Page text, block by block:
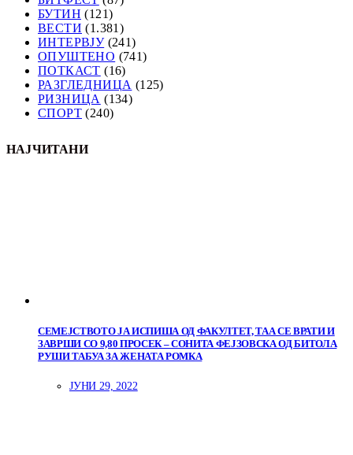
БУТИН (121)
ВЕСТИ (1.381)
ИНТЕРВЈУ(241)
ОПУШТЕНО (741)
ПОТКАСТ (16)
РАЗГЛЕДНИЦА (125)
РИЗНИЦА (134)
СПОРТ (240)
НАЈЧИТАНИ
СЕМЕЈСТВОТО ЈА ИСПИША ОД ФАКУЛТЕТ, ТАА СЕ ВРАТИ И
ЗАВРШИ СО 9,80 ПРОСЕК – СОНИТА ФЕЈЗОВСКА ОД БИТОЛА
РУШИ ТАБУА ЗА ЖЕНАТА РОМКА
ЈУНИ 29, 2022